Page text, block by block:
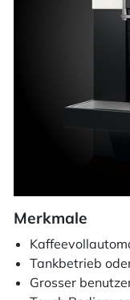
Merkmale
Tankbetrieb
Grosser